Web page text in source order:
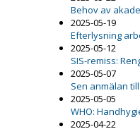
Behov av
2025-05-19
Efterlysning
2025-05-12
SIS-remiss:
2025-05-07
Sen anmälan
2025-05-05
WHO:
2025-04-22